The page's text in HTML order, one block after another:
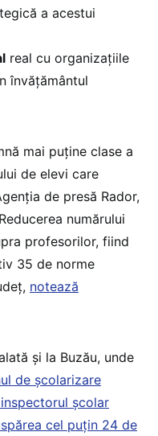
a acestui
real cu organizațiile
învățământul
mai puține clase a
de elevi care
de presă Rador,
numărului
profesorilor, fiind
35 de norme
notează
și la Buzău, unde
de școlarizare
școlar
cel puțin 24 de